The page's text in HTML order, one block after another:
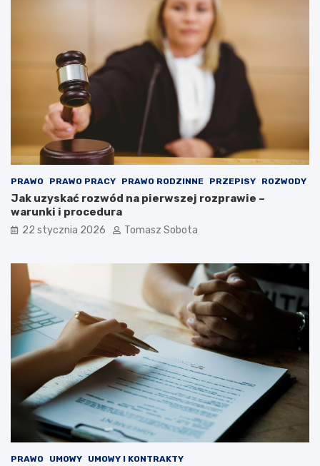
PRAWO PRAWO PRACY PRAWO RODZINNE PRZEPISY ROZWODY
Jak uzyskać rozwód na pierwszej rozprawie –
warunki i procedura
22 stycznia 2026 Tomasz Sobota
PRAWO UMOWY UMOWY I KONTRAKTY